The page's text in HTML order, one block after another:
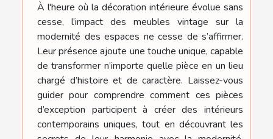
À l'heure où la décoration intérieure évolue sans
cesse, l’impact des meubles vintage sur la
modernité des espaces ne cesse de s’affirmer.
Leur présence ajoute une touche unique, capable
de transformer n’importe quelle pièce en un lieu
chargé d’histoire et de caractère. Laissez-vous
guider pour comprendre comment ces pièces
d’exception participent à créer des intérieurs
contemporains uniques, tout en découvrant les